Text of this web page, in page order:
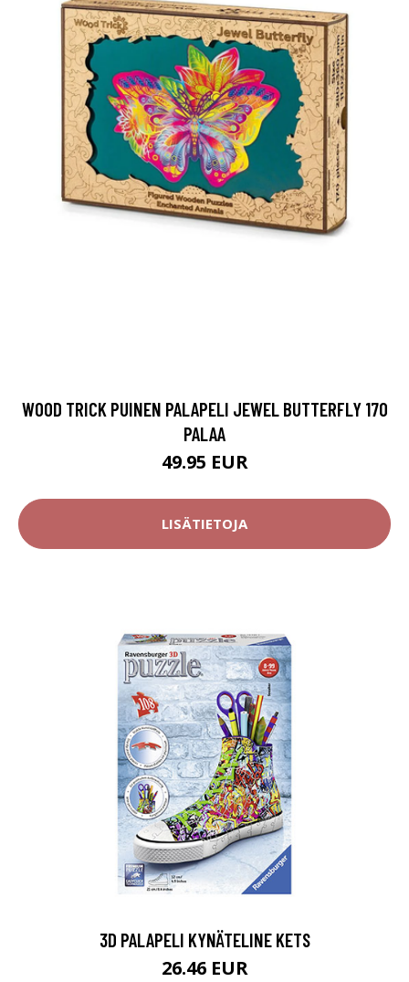
WOOD TRICK PUINEN PALAPELI JEWEL BUTTERFLY 170
PALAA
49.95 EUR
LISÄTIETOJA
3D PALAPELI KYNÄTELINE KETS
26.46 EUR